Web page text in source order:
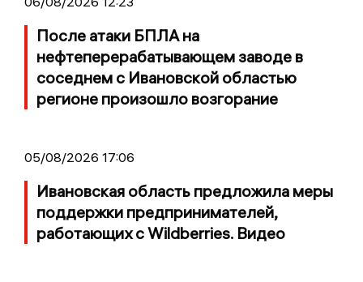
После атаки БПЛА на
нефтеперерабатывающем заводе в
соседнем с Ивановской областью
регионе произошло возгорание
05/08/2026 17:06
Ивановская область предложила меры
поддержки предпринимателей,
работающих с Wildberries. Видео